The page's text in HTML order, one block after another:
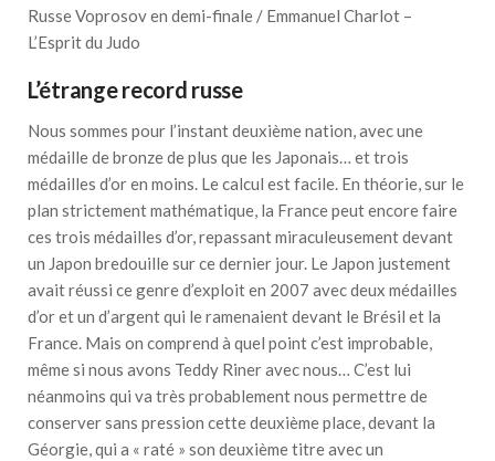
Russe Voprosov en demi-finale / Emmanuel Charlot –
L’Esprit du Judo
L’étrange record russe
Nous sommes pour l’instant deuxième nation, avec une
médaille de bronze de plus que les Japonais… et trois
médailles d’or en moins. Le calcul est facile. En théorie, sur le
plan strictement mathématique, la France peut encore faire
ces trois médailles d’or, repassant miraculeusement devant
un Japon bredouille sur ce dernier jour. Le Japon justement
avait réussi ce genre d’exploit en 2007 avec deux médailles
d’or et un d’argent qui le ramenaient devant le Brésil et la
France. Mais on comprend à quel point c’est improbable,
même si nous avons Teddy Riner avec nous… C’est lui
néanmoins qui va très probablement nous permettre de
conserver sans pression cette deuxième place, devant la
Géorgie, qui a « raté » son deuxième titre avec un